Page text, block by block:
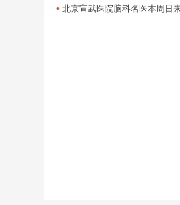
北京宣武医院脑科名医本周日